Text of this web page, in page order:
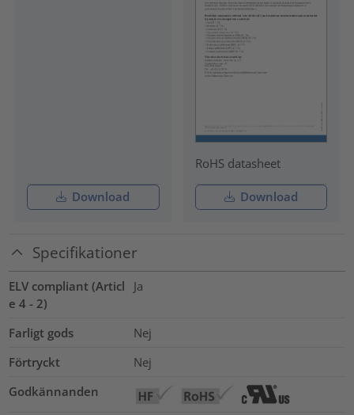
Download
RoHS datasheet
Download
Specifikationer
ELV compliant (Articl
e 4 - 2)
Ja
Farligt gods
Nej
Förtryckt
Nej
Godkännanden